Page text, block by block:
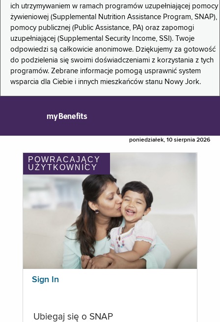
ich utrzymywaniem w ramach programów uzupełniającej pomocy
żywieniowej (Supplemental Nutrition Assistance Program, SNAP),
pomocy publicznej (Public Assistance, PA) oraz zapomogi
uzupełniającej (Supplemental Security Income, SSI). Twoje
odpowiedzi są całkowicie anonimowe. Dziękujemy za gotowość
do podzielenia się swoimi doświadczeniami z korzystania z tych
programów. Zebrane informacje pomogą usprawnić system
wsparcia dla Ciebie i innych mieszkańców stanu Nowy Jork.
myBenefits
poniedziałek, 10 sierpnia 2026
POWRACAJĄCY
UŻYTKOWNICY
Sign In
Ubiegaj się o SNAP